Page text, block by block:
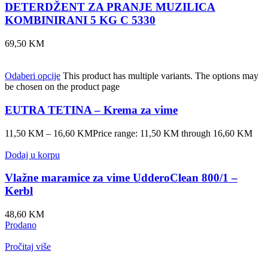
DETERDŽENT ZA PRANJE MUZILICA
KOMBINIRANI 5 KG C 5330
69,50 KM
Odaberi opcije This product has multiple variants. The options may
be chosen on the product page
EUTRA TETINA – Krema za vime
11,50 KM – 16,60 KMPrice range: 11,50 KM through 16,60 KM
Dodaj u korpu
Vlažne maramice za vime UdderoClean 800/1 –
Kerbl
48,60 KM
Prodano
Pročitaj više